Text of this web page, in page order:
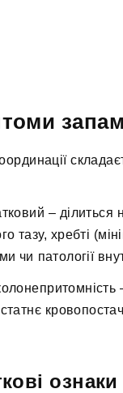
– ділиться
тазу, хребті
чи патології
ознаки